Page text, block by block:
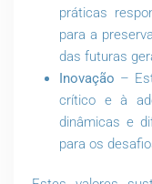
práticas
para a
das futuras
Inovação –
crítico e à
dinâmicas e
para os